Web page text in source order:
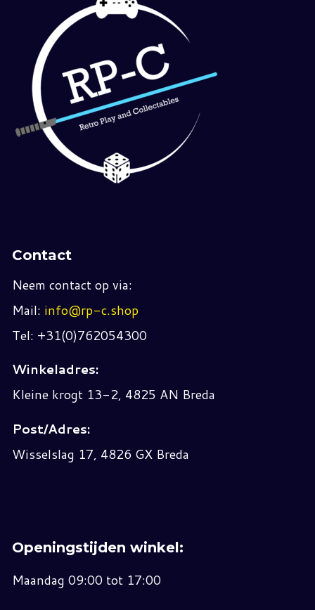
Contact
Neem contact op via:
Mail: info@rp-c.shop
Tel: +31(0)762054300
Winkeladres:
Kleine krogt 13-2, 4825 AN Breda
Post/Adres:
Wisselslag 17, 4826 GX Breda
Openingstijden winkel:
Maandag 09:00 tot 17:00